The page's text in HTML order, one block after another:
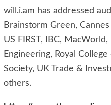
will.i.am has addressed
Brainstorm Green,
US FIRST, IBC,
Engineering, Royal
Society, UK Trade &
others.